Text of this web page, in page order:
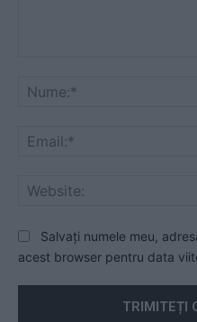
Salvați numele meu,
acest browser pentru data